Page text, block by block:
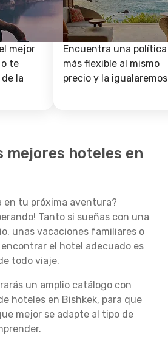
mejor
te
la
Encuentra una política
más flexible al mismo
precio y la
mejores hoteles en
en tu próxima aventura?
Tanto si sueñas con una
unas vacaciones familiares o
el hotel adecuado es
todo viaje.
un amplio catálogo con
hoteles en Bishkek, para que
mejor se adapte al tipo de